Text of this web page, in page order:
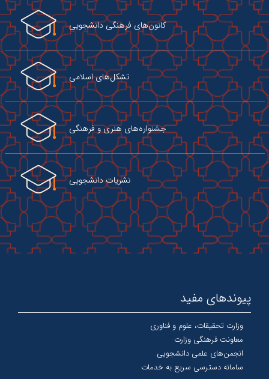
کانون‌‌های فرهنگی دانشجویی
تشکل‌های اسلامی
جشنواره‌های هنری و فرهنگی
نشریات دانشجویی
پیوندهای مفید
وزارت تحقیقات، علوم و فناوری
معاونت فرهنگی وزارت
انجمن‌های علمی دانشجویی
سامانه دسترسی سریع به خدمات